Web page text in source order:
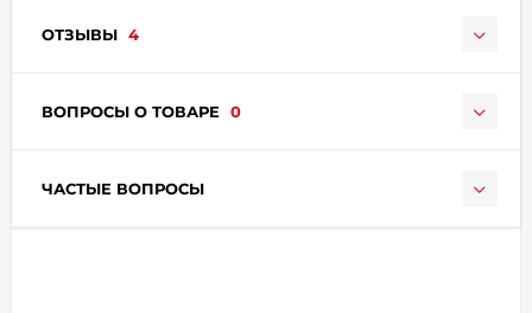
ОТЗЫВЫ 4
ВОПРОСЫ О ТОВАРЕ 0
ЧАСТЫЕ ВОПРОСЫ